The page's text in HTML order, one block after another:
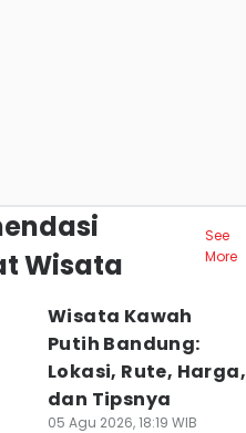
Wisata
See
More
Wisata Kawah
Putih Bandung:
Lokasi, Rute, Harga,
dan Tipsnya
05 Agu 2026, 18:19 WIB